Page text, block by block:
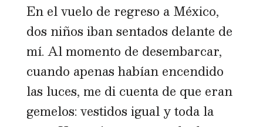
En el vuelo de regreso a México,
dos niños iban sentados delante de
mí. Al momento de desembarcar,
cuando apenas habían encendido
las luces, me di cuenta de que eran
gemelos: vestidos igual y toda la